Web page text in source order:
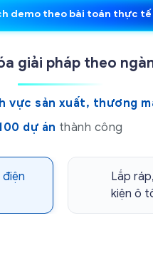
demo theo bài toán thực tế
giải pháp theo
vực sản xuất, thương
dự án thành công
điện
Lắp
kiện ô